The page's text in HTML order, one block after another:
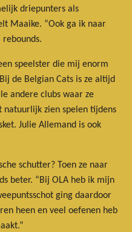
driepunters als
Maaike. “Ook ga ik naar
rebounds.
speelster die mij enorm
de Belgian Cats is ze altijd
andere clubs waar ze
natuurlijk zien spelen tijdens
Julie Allemand is ook
schutter? Toen ze naar
beter. “Bij OLA heb ik mijn
ging daardoor
heen en veel oefenen heb